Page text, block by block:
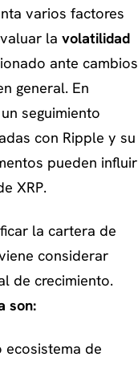
varios factores
la volatilidad
ante cambios
general. En
seguimiento
con Ripple y su
pueden influir
XRP.
la cartera de
considerar
de crecimiento.
son:
de